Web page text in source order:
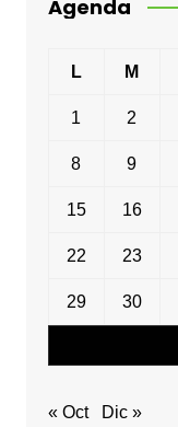
Agenda
L M
1 2
8 9
15 16
22 23
29 30
« Oct Dic »